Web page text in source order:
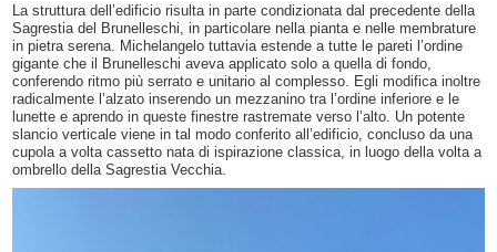
La struttura dell’edificio risulta in parte condizionata dal precedente della
Sagrestia del Brunelleschi, in particolare nella pianta e nelle membrature
in pietra serena. Michelangelo tuttavia estende a tutte le pareti l’ordine
gigante che il Brunelleschi aveva applicato solo a quella di fondo,
conferendo ritmo più serrato e unitario al complesso. Egli modifica inoltre
radicalmente l’alzato inserendo un mezzanino tra l’ordine inferiore e le
lunette e aprendo in queste finestre rastremate verso l’alto. Un potente
slancio verticale viene in tal modo conferito all’edificio, concluso da una
cupola a volta cassetto nata di ispirazione classica, in luogo della volta a
ombrello della Sagrestia Vecchia.